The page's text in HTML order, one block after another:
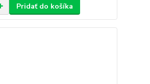
Pridať do košíka